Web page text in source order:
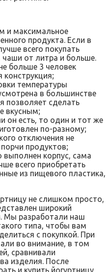
и максимальное
продукта. Если в
всего покупать
от литра и больше.
больше 3 человек
температуры
в большинстве
позволяет сделать
вкусным;
он есть, то один и тот же
по-разному;
отключения не
порчи продуктов;
выполнен корпус, сама
всего приобретать
из пищевого пластика,
не слишком просто,
широкий
Мы разработали наш
типа, чтобы вам
с покупкой. При
во внимание, в том
сравнивали
изделия. После
и купить йогуртницу